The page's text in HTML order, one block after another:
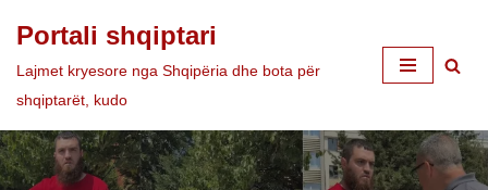
Skip
to
Portali shqiptari
Lajmet kryesore nga Shqipëria dhe bota për
shqiptarët, kudo